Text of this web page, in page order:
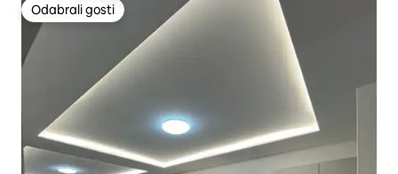
Odabrali gosti
Odabrali gosti